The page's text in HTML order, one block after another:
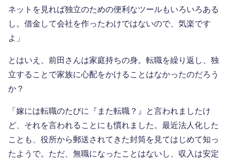
ネットを見れば独立のための便利なツールもいろいろある
し。借金して会社を作ったわけではないので、気楽です
よ」
とはいえ、前田さんは家庭持ちの身。転職を繰り返し、独
立することで家族に心配をかけることはなかったのだろう
か？
「嫁には転職のたびに『また転職？』と言われましたけ
ど、それを言われることにも慣れました。最近法人化した
ことも、役所から郵送されてきた封筒を見てはじめて知っ
たようで。ただ、無職になったことはないし、収入は安定